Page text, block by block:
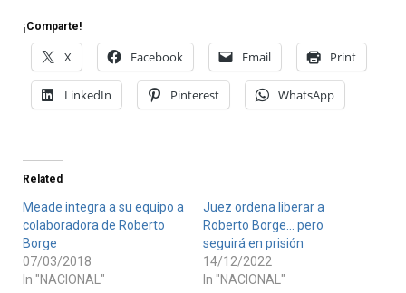
¡Comparte!
X Facebook Email Print
LinkedIn Pinterest WhatsApp
Related
Meade integra a su equipo a
colaboradora de Roberto
Borge
07/03/2018
In "NACIONAL"
Juez ordena liberar a
Roberto Borge… pero
seguirá en prisión
14/12/2022
In "NACIONAL"